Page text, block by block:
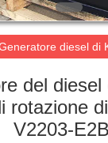
diesel di
del
rotazione
V2203-